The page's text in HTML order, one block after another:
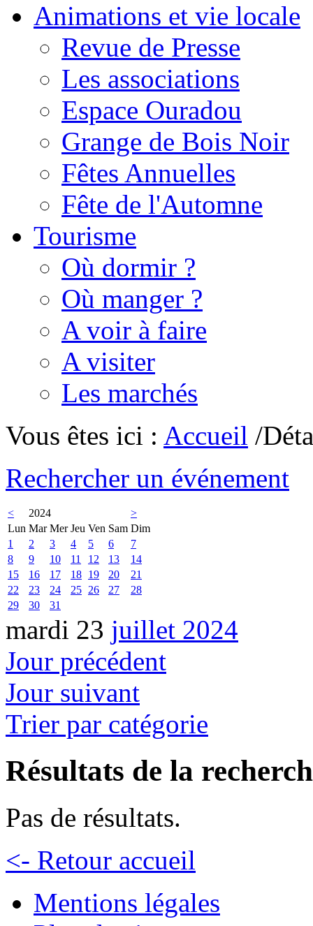
Animations et vie locale
Revue de Presse
Les associations
Espace Ouradou
Grange de Bois Noir
Fêtes Annuelles
Fête de l'Automne
Tourisme
Où dormir ?
Où manger ?
A voir à faire
A visiter
Les marchés
Vous êtes ici : Accueil /
Rechercher un événement
< 2024
>
Lun Mar Mer Jeu Ven Sam Dim
1
2 3 4 5 6
7
8
9 10 11 12 13
14
15
16 17 18 19 20
21
22
23 24 25 26 27
28
29
30 31
mardi 23 juillet 2024
Jour précédent
Jour suivant
Trier par catégorie
Résultats de la
Pas de résultats.
<- Retour accueil
Mentions légales